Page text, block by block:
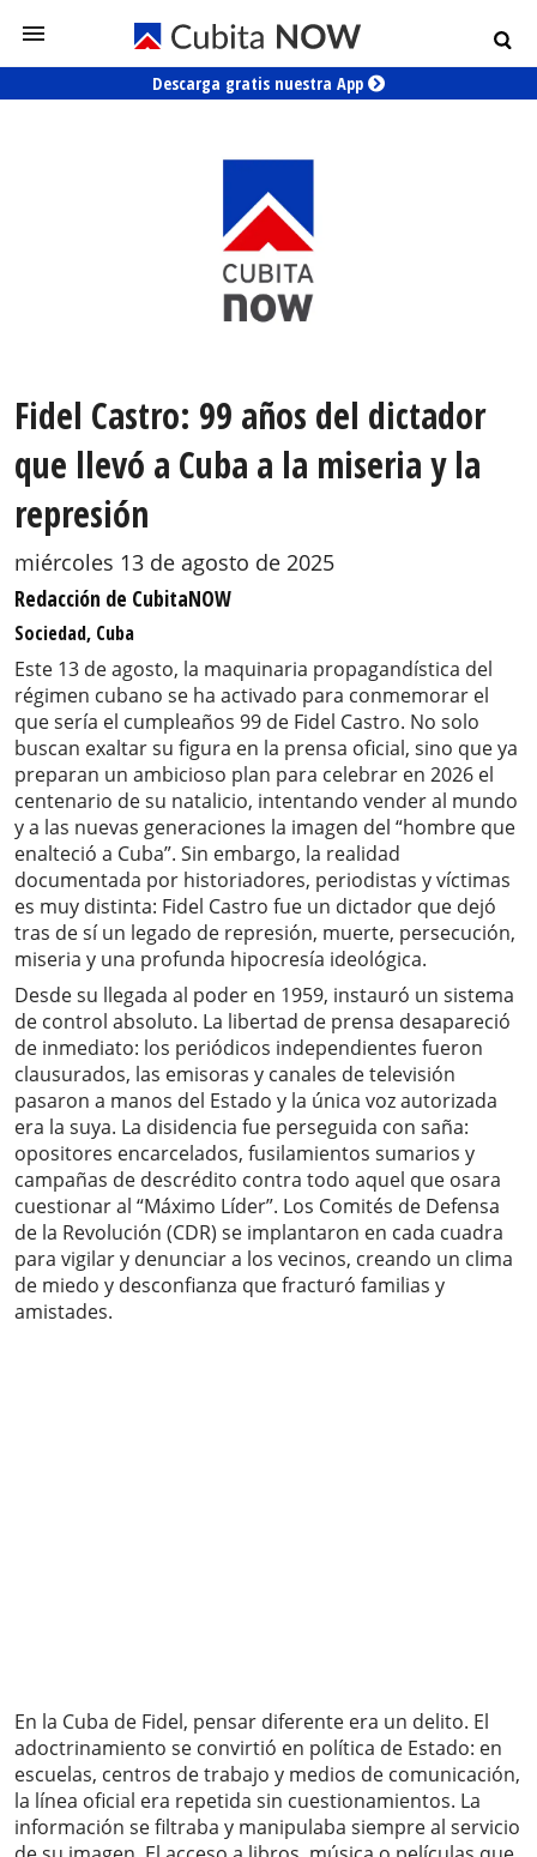
Descarga gratis nuestra App
Fidel Castro: 99 años del dictador
que llevó a Cuba a la miseria y la
represión
miércoles 13 de agosto de 2025
Redacción de CubitaNOW
Sociedad, Cuba
Este 13 de agosto, la maquinaria propagandística del
régimen cubano se ha activado para conmemorar el
que sería el cumpleaños 99 de Fidel Castro. No solo
buscan exaltar su figura en la prensa oficial, sino que ya
preparan un ambicioso plan para celebrar en 2026 el
centenario de su natalicio, intentando vender al mundo
y a las nuevas generaciones la imagen del “hombre que
enalteció a Cuba”. Sin embargo, la realidad
documentada por historiadores, periodistas y víctimas
es muy distinta: Fidel Castro fue un dictador que dejó
tras de sí un legado de represión, muerte, persecución,
miseria y una profunda hipocresía ideológica.
Desde su llegada al poder en 1959, instauró un sistema
de control absoluto. La libertad de prensa desapareció
de inmediato: los periódicos independientes fueron
clausurados, las emisoras y canales de televisión
pasaron a manos del Estado y la única voz autorizada
era la suya. La disidencia fue perseguida con saña:
opositores encarcelados, fusilamientos sumarios y
campañas de descrédito contra todo aquel que osara
cuestionar al “Máximo Líder”. Los Comités de Defensa
de la Revolución (CDR) se implantaron en cada cuadra
para vigilar y denunciar a los vecinos, creando un clima
de miedo y desconfianza que fracturó familias y
amistades.
En la Cuba de Fidel, pensar diferente era un delito. El
adoctrinamiento se convirtió en política de Estado: en
escuelas, centros de trabajo y medios de comunicación,
la línea oficial era repetida sin cuestionamientos. La
información se filtraba y manipulaba siempre al servicio